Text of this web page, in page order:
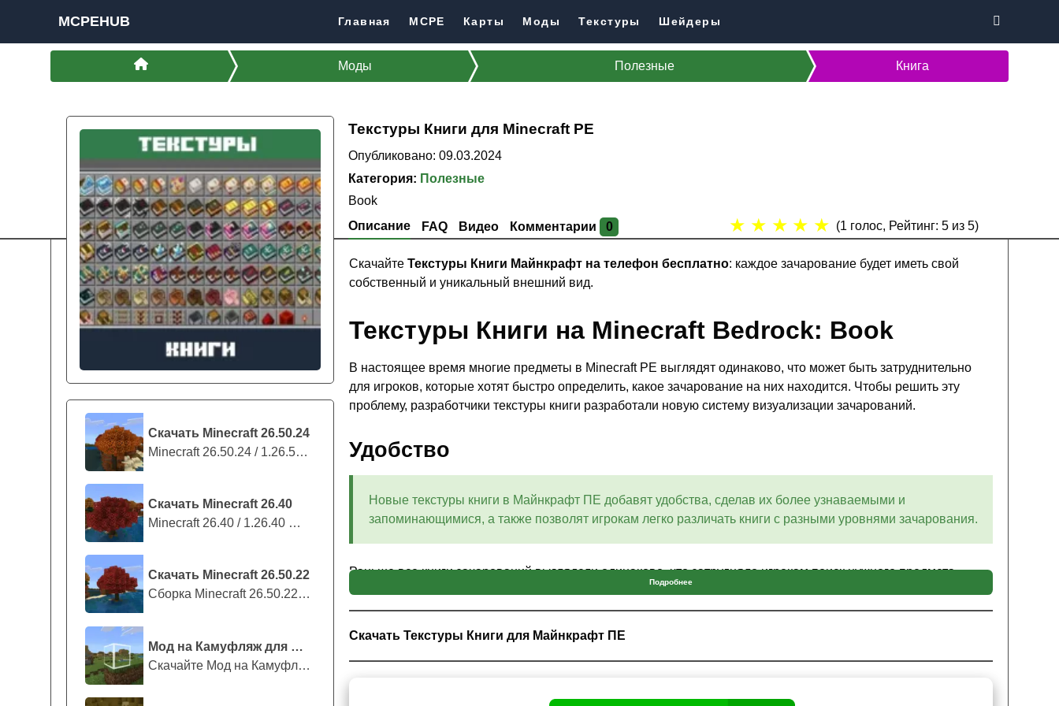
MCPEHUB Главная MCPE Карты Моды Текстуры Шейдеры
Моды Полезные Книга
Текстуры Книги для Minecraft PE
Опубликовано: 09.03.2024
Категория: Полезные
Book
Описание
FAQ Видео Комментарии 0 ★ ★ ★ ★ ★ (1 голос, Рейтинг: 5из 5)
Скачать Minecraft 26.50.24
Minecraft 26.50.24 / 1.26.50.24 предс...
Скачать Minecraft 26.40
Minecraft 26.40 / 1.26.40 — стабильны...
Скачать Minecraft 26.50.22
Сборка Minecraft 26.50.22 / 1.26.50.2...
Мод на Камуфляж для Майнкрафт ПЕ
Скачайте Мод на Камуфляж на Майнкрафт...
СкачайтеТекстуры Книги Майнкрафт на телефон бесплатно: каждое зачарование будет иметь свой
собственный и уникальный внешний вид.
Текстуры Книги на Minecraft Bedrock: Book
В настоящее время многие предметы в Minecraft PE выглядят одинаково, что может быть затруднительно
для игроков, которые хотят быстро определить, какое зачарование на них находится. Чтобы решить эту
проблему, разработчики текстуры книги разработали новую систему визуализации зачарований.
Удобство
Новые текстуры книги в Майнкрафт ПЕ добавят удобства, сделав их более узнаваемыми и
запоминающимися, а также позволят игрокам легко различать книги с разными уровнями зачарования.
Раньше все книги зачарований выглядели одинаково, что затрудняло игрокам поиск нужного предмета.
Например, игрок, который ищет зачарование остроты, мог потратить много времени, перебирая все книги,
чтобы найти, что ему нужно.
Новые текстуры книг для Minecraft PE будут основаны на типах чар и их уровнях. К примеру, предмет с
зачарованием Острота будет иметь красивуюбелую обложку,с золотыми деталями. Чем выше уровень, тем
Подробнее
Скачать Текстуры Книги для Майнкрафт ПЕ